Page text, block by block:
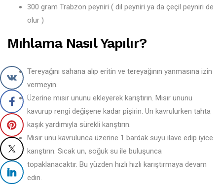
300 gram Trabzon peyniri ( dil peyniri ya da çeçil peyniri de
olur )
Mıhlama Nasıl Yapılır?
Tereyağını sahana alıp eritin ve tereyağının yanmasına izin
vermeyin.
Üzerine mısır ununu ekleyerek karıştırın. Mısır ununu
kavurup rengi değişene kadar pişirin. Un kavrulurken tahta
kaşık yardımıyla sürekli karıştırın.
Mısır unu kavrulunca üzerine 1 bardak suyu ilave edip iyice
karıştırın. Sıcak un, soğuk su ile buluşunca
topaklanacaktır. Bu yüzden hızlı hızlı karıştırmaya devam
edin.